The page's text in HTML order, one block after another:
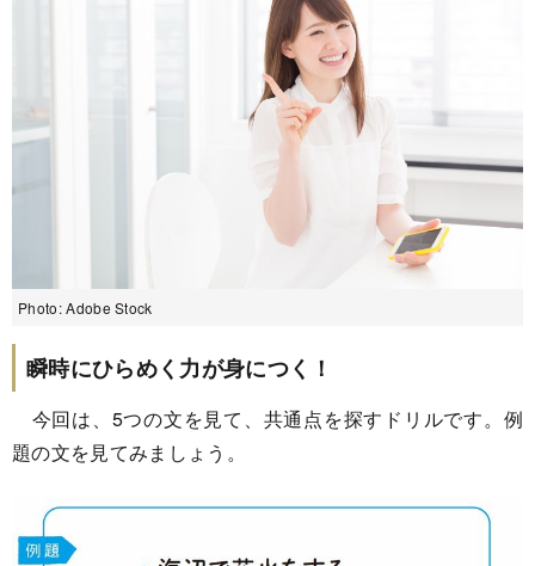
Photo: Adobe Stock
瞬時にひらめく力が身につく！
今回は、5つの文を見て、共通点を探すドリルです。例
題の文を見てみましょう。